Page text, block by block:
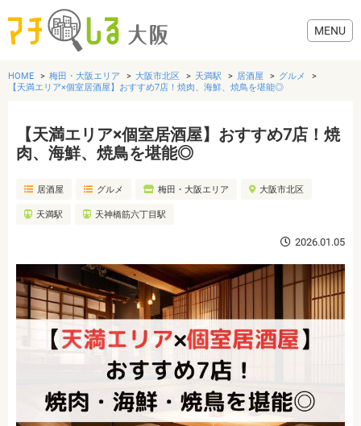
グルメ
歯医者・病院
おでかけ
生活
HOME 梅田・大阪エリア 大阪市北区 天満駅 居酒屋
グルメ
【天満エリア×個室居酒屋】おすすめ7店！焼肉、海鮮、焼鳥を堪能◎
【天満エリア×個室居酒屋】おすすめ7店！焼
肉、海鮮、焼鳥を堪能◎
居酒屋 グルメ 梅田・大阪エリア 大阪市北区
天満駅 天神橋筋六丁目駅
2026.01.05